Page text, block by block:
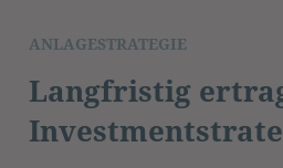
ANLAGESTRATEGIE
Langfristig